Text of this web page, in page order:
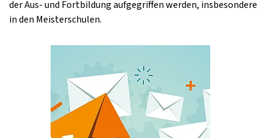
der Aus- und Fortbildung aufgegriffen werden, insbesondere
in den Meisterschulen.